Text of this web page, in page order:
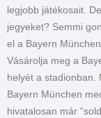
legjobb játékosait.
jegyeket? Semmi
el a Bayern
Vásárolja meg a
helyét a stadionban.
Bayern München
hivatalosan már